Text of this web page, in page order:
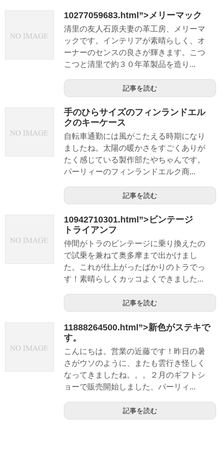
10277059683.html”>メリーマック
清里の友人石原夫妻の革工房、メリーマ
ックです。インテリアが素晴らしく、オ
ーナーのセンスの良さが輝きます。こつ
こつと清里で約３０年革製品を造り...
記事を読む
手のひらサイズのフィンランドエル
クのキーケース
自転車通勤には風がこたえる時期になり
ましたね。太陽の暖かさをすごくありが
たく感じている製作部たやちゃんです。
パーリィーのフィンランドエルク商...
記事を読む
10942710301.html”>ビンテージ
トライアンフ
仲間がトラのビンテージに乗り換えたの
で試乗を兼ねて奥多摩まで出かけまし
た。これが仕上がったばかりのトラでっ
す！素晴らしくカッコよくできました...
記事を読む
11888264500.html”>新色がステキで
す。
こんにちは。営業の近藤です！昨日の暑
さがウソのように、またも雲行き怪しく
なってきましたね。。。２月のギフトシ
ョーで販売開始しました、パーリィ...
記事を読む